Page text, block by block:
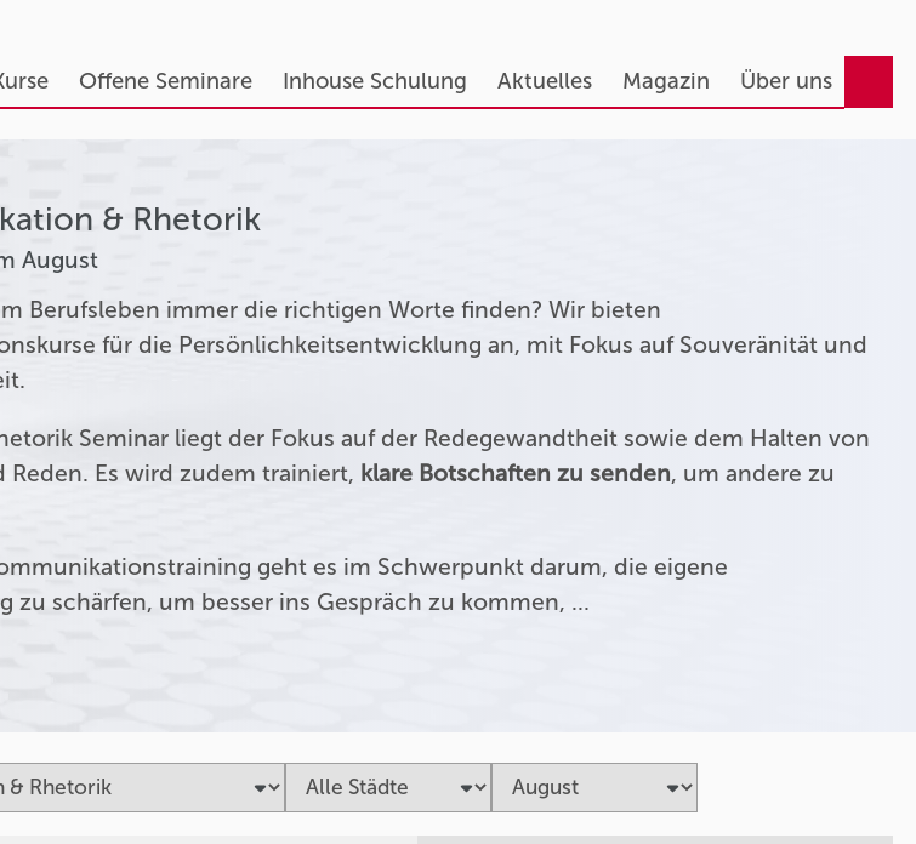
Offene Seminare Inhouse Schulung Aktuelles Magazin Über uns
& Rhetorik
August
Berufsleben immer die richtigen Worte finden? Wir bieten
für die Persönlichkeitsentwicklung an, mit Fokus auf Souveränität und
Seminar liegt der Fokus auf der Redegewandtheit sowie dem Halten von
Reden. Es wird zudem trainiert, klare Botschaften zu senden, um andere zu
geht es im Schwerpunkt darum, die eigene
zu schärfen, um besser ins Gespräch zu kommen, …